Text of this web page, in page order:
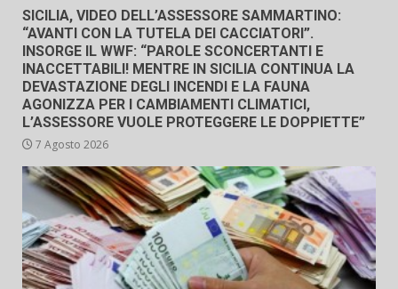
SICILIA, VIDEO DELL’ASSESSORE SAMMARTINO:
“AVANTI CON LA TUTELA DEI CACCIATORI”.
INSORGE IL WWF: “PAROLE SCONCERTANTI E
INACCETTABILI! MENTRE IN SICILIA CONTINUA LA
DEVASTAZIONE DEGLI INCENDI E LA FAUNA
AGONIZZA PER I CAMBIAMENTI CLIMATICI,
L’ASSESSORE VUOLE PROTEGGERE LE DOPPIETTE”
7 Agosto 2026